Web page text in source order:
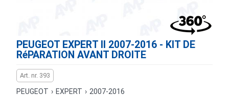
PEUGEOT EXPERT II 2007-2016 - KIT DE
RéPARATION AVANT DROITE
Art. nr. 393
PEUGEOT › EXPERT › 2007-2016